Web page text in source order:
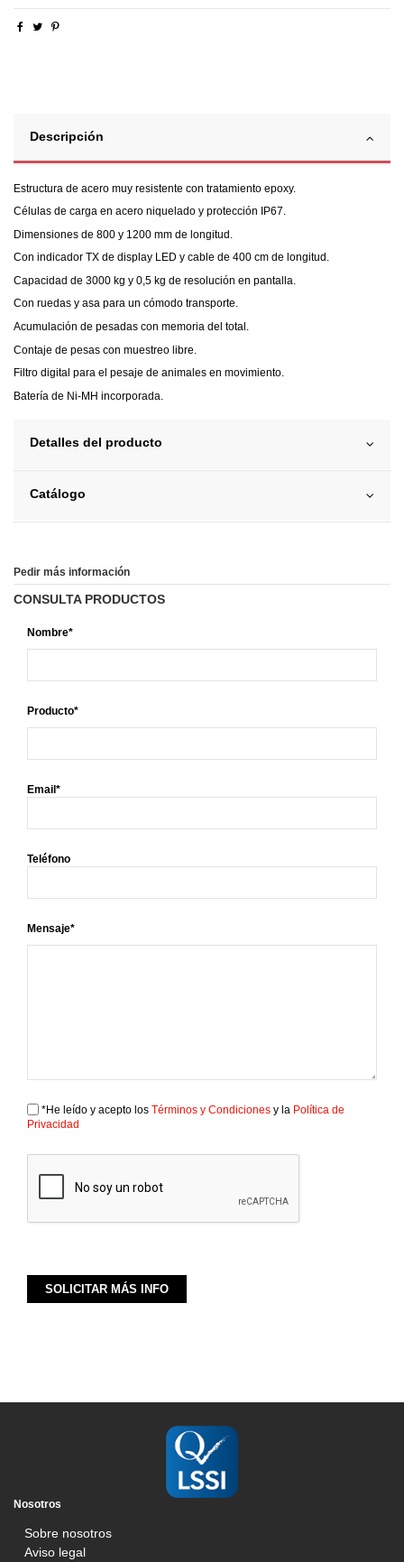
Descripción
Estructura de acero muy resistente con tratamiento epoxy.
Células de carga en acero niquelado y protección IP67.
Dimensiones de 800 y 1200 mm de longitud.
Con indicador TX de display LED y cable de 400 cm de longitud.
Capacidad de 3000 kg y 0,5 kg de resolución en pantalla.
Con ruedas y asa para un cómodo transporte.
Acumulación de pesadas con memoria del total.
Contaje de pesas con muestreo libre.
Filtro digital para el pesaje de animales en movimiento.
Batería de Ni-MH incorporada.
Detalles del producto
Catálogo
Pedir más información
CONSULTA PRODUCTOS
Nombre*
Producto*
Email*
Teléfono
Mensaje*
*He leído y acepto los Términos y Condiciones y la Política de
Privacidad
Nosotros
Sobre nosotros
Aviso legal